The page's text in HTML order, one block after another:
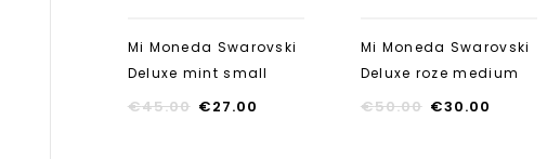
Mi Moneda Swarovski
Deluxe mint small
€45.00 €27.00
Mi Moneda Swarovski
Deluxe roze medium
€50.00 €30.00